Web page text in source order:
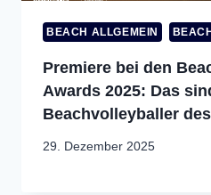
BEACH ALLGEMEIN
Premiere bei den
Awards 2025: Das
Beachvolleyballer
29. Dezember 2025